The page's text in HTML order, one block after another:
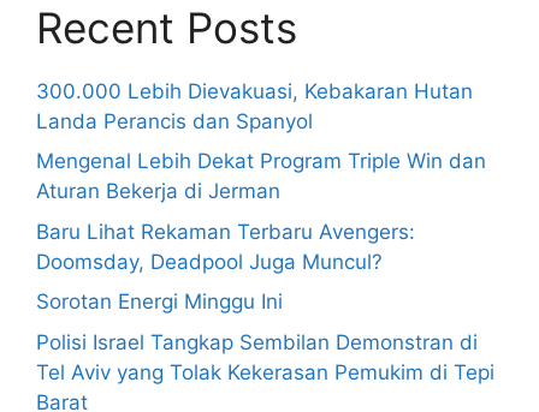
Recent Posts
300.000 Lebih Dievakuasi, Kebakaran Hutan
Landa Perancis dan Spanyol
Mengenal Lebih Dekat Program Triple Win dan
Aturan Bekerja di Jerman
Baru Lihat Rekaman Terbaru Avengers:
Doomsday, Deadpool Juga Muncul?
Sorotan Energi Minggu Ini
Polisi Israel Tangkap Sembilan Demonstran di
Tel Aviv yang Tolak Kekerasan Pemukim di Tepi
Barat